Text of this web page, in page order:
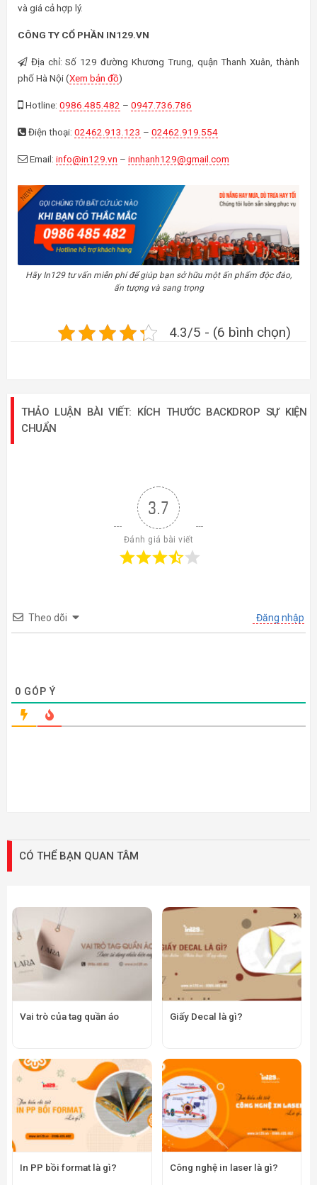
và giá cả hợp lý.
CÔNG TY CỔ PHẦN IN129.VN
Địa chỉ: Số 129 đường Khương Trung, quận Thanh Xuân, thành
phố Hà Nội (Xem bản đồ)
Hotline: 0986.485.482 – 0947.736.786
Điện thoại: 02462.913.123 – 02462.919.554
Email: info@in129.vn – innhanh129@gmail.com
Hãy In129 tư vấn miễn phí để giúp bạn sở hữu một ấn phẩm độc đáo,
ấn tượng và sang trọng
4.3/5 - (6 bình chọn)
THẢO LUẬN BÀI VIẾT: KÍCH THƯỚC BACKDROP SỰ KIỆN
CHUẨN
3.7
Đánh giá bài viết
Theo dõi Đăng nhập
0 GÓP Ý
CÓ THỂ BẠN QUAN TÂM
Vai trò của tag quần áo Giấy Decal là gì?
In PP bồi format là gì? Công nghệ in laser là gì?